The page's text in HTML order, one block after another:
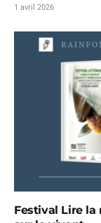
1 avril 2026
Festival Lire la